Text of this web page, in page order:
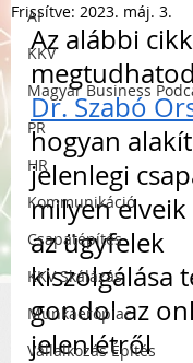
AI
KKV
Magyar Business
PR
HR
Kommunikáció
Csapatépítés
KKV Skálázás
Munkaerőpiac
Vállalkozás Építés
Frissítve: 2023. máj. 3.
Az alábbi
Dr. Szabó
hogyan
jelenlegi
milyen
az ügyfelek
kiszolgálása
gondol az
jelenlétről